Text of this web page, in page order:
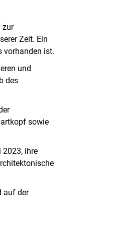
zur
Zeit. Ein
vorhanden ist.
und
des
sowie
2023, ihre
auf der